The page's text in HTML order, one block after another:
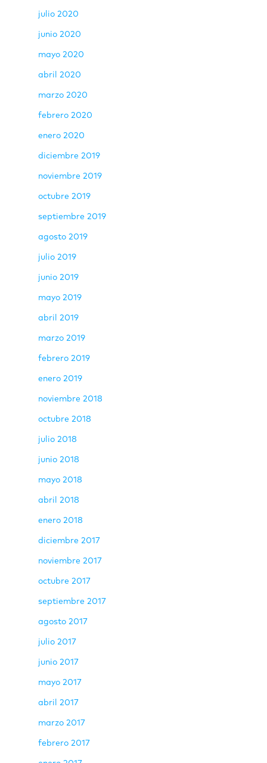
julio 2020
junio 2020
mayo 2020
abril 2020
marzo 2020
febrero 2020
enero 2020
diciembre 2019
noviembre 2019
octubre 2019
septiembre 2019
agosto 2019
julio 2019
junio 2019
mayo 2019
abril 2019
marzo 2019
febrero 2019
enero 2019
noviembre 2018
octubre 2018
julio 2018
junio 2018
mayo 2018
abril 2018
enero 2018
diciembre 2017
noviembre 2017
octubre 2017
septiembre 2017
agosto 2017
julio 2017
junio 2017
mayo 2017
abril 2017
marzo 2017
febrero 2017